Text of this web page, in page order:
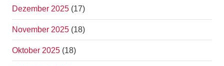
Dezember 2025 (17)
November 2025 (18)
Oktober 2025 (18)